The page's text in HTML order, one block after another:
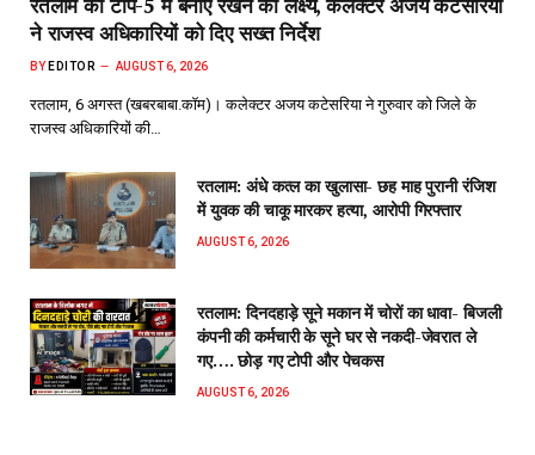
ने राजस्व अधिकारियों को दिए सख्त निर्देश
BY EDITOR AUGUST 6, 2026
रतलाम, 6 अगस्त (खबरबाबा.कॉम)। कलेक्टर अजय कटेसरिया ने गुरुवार को जिले के
राजस्व अधिकारियों की…
रतलाम: अंधे कत्ल का खुलासा- छह माह पुरानी रंजिश
में युवक की चाकू मारकर हत्या, आरोपी गिरफ्तार
AUGUST 6, 2026
रतलाम: दिनदहाड़े सूने मकान में चोरों का धावा- बिजली
कंपनी की कर्मचारी के सूने घर से नकदी-जेवरात ले
गए…. छोड़ गए टोपी और पेचकस
AUGUST 6, 2026